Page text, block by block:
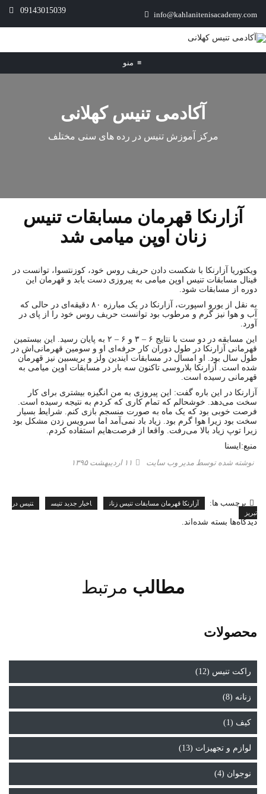
info@kahlanitenisacademy.com
09143015039
≡ منو
آکادمی تنیس کهلانی
مرکز آموزش تنیس در رده های سنی مختلف
آزارنکا قهرمان مسابقات تنیس
زنان اوپن میامی شد
ویکتوریا آزارنکا با شکست دادن حریف روس خود، کوزنتسوا، توانست در
فینال مسابقات تنیس اوپن میامی به پیروزی دست یابد و قهرمان این
دوره از مسابقات شود.
به نقل از یورو اسپورت، آزارنکا در یک مبارزه ۸۰ دقیقه‌ای در حالی که
آب و هوا نیز گرم و مرطوب بود توانست حریف روس خود را از پای در
آورد.
این مسابقه در دو ست با نتایج ۶ – ۳ و ۶ – ۲ به پایان رسید. این بیستمین
قهرمانی آزارنکا در طول دوران کار حر‌فه‌ای او و سومین قهرمانی‌اش در
طول سال بود. او امسال در مسابقات ایندین ولز و بریسبین نیز قهرمان
شده است. آزارنکا بلاروسی تاکنون سه بار در مسابقات اوپن میامی به
قهرمانی رسیده است.
آزارنکا در این باره گفت: این پیروزی به من انگیزه بیشتری برای کار
سخت می‌دهد. خوشحالم که تمام کاری که کردم به نتیجه‌ رسیده است.
فرصت خوبی بود که یک ماه به صورت منسجم بازی کنم. شرایط بسیار
سخت بود زیرا هوا گرم بود. زیاد باد نمی‌آمد اما سرویس زدن مشکل بود
زیرا توپ زیاد بالا می‌رفت. واقعا از فرصت‌هایم استفاده کردم.
منبع:ایسنا
نوشته شده توسط مدیر وب سایت
۱۱ اردیبهشت ۱۳۹۵
برچسب ها: آزارنکا قهرمان مسابقات تنیس زنان اخبار جدید تنیس
تنیس در
تبریز
دیدگاه‌ها بسته شده‌اند.
مطالب مرتبط
محصولات
راکت تنیس (12)
زنانه (8)
کیف (1)
لوازم و تجهیزات (13)
نوجوان (4)